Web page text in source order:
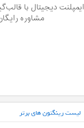
ایمپلنت دیجیتال با
مشاوره
لیست رینگتون های برتر